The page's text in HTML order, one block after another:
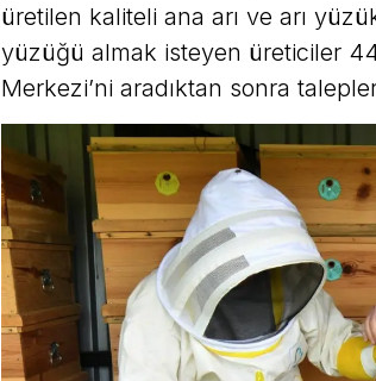
üretilen kaliteli ana arı ve arı
yüzüğü almak isteyen üreticiler
Merkezi’ni aradıktan sonra